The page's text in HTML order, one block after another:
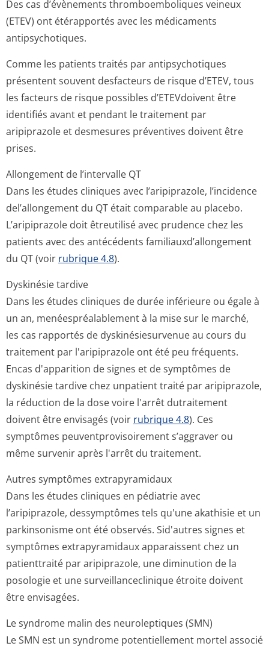
Des cas d’évènements thromboemboliques veineux
(ETEV) ont étérapportés avec les médicaments
antipsychotiques.
Comme les patients traités par antipsychotiques
présentent souvent desfacteurs de risque d’ETEV, tous
les facteurs de risque possibles d’ETEVdoivent être
identifiés avant et pendant le traitement par
aripiprazole et desmesures préventives doivent être
prises.
Allongement de l’intervalle QT
Dans les études cliniques avec l’aripiprazole, l’incidence
del’allongement du QT était comparable au placebo.
L’aripiprazole doit êtreutilisé avec prudence chez les
patients avec des antécédents familiauxd’allon­gement
du QT (voir rubrique 4.8).
Dyskinésie tardive
Dans les études cliniques de durée inférieure ou égale à
un an, menéespréalablement à la mise sur le marché,
les cas rapportés de dyskinésiesurvenue au cours du
traitement par l'aripiprazole ont été peu fréquents.
Encas d'apparition de signes et de symptômes de
dyskinésie tardive chez unpatient traité par aripiprazole,
la réduction de la dose voire l'arrêt dutraitement
doivent être envisagés (voir rubrique 4.8). Ces
symptômes peuventproviso­irement s’aggraver ou
même survenir après l'arrêt du traitement.
Autres symptômes extrapyramidaux
Dans les études cliniques en pédiatrie avec
l’aripiprazole, dessymptômes tels qu'une akathisie et un
parkinsonisme ont été observés. Sid'autres signes et
symptômes extrapyramidaux apparaissent chez un
patienttraité par aripiprazole, une diminution de la
posologie et une surveillancecli­nique étroite doivent
être envisagées.
Le syndrome malin des neuroleptiques (SMN)
Le SMN est un syndrome potentiellement mortel associé